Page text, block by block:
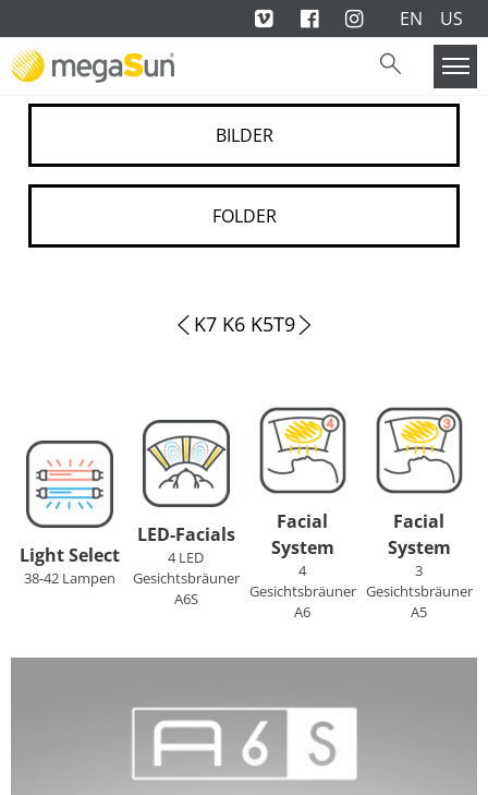
EN US
BILDER
FOLDER
K7 K6 K5T9
Light Select
38-42 Lampen
LED-Facials
4 LED
Gesichtsbräuner
A6S
Facial
System
4
Gesichtsbräuner
A6
Facial
System
3
Gesichtsbräuner
A5